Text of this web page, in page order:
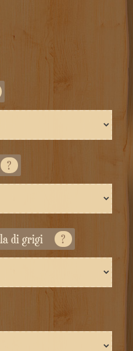
?
di grigi ?